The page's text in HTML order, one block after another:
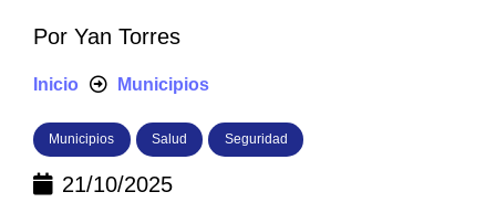
Por Yan Torres
Inicio Municipios
Municipios Salud Seguridad
21/10/2025